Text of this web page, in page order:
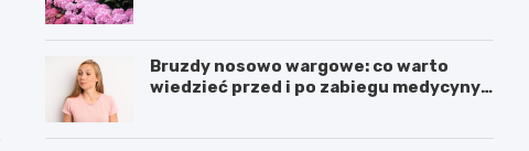
Bruzdy nosowo wargowe: co warto
wiedzieć przed i po zabiegu medycyny